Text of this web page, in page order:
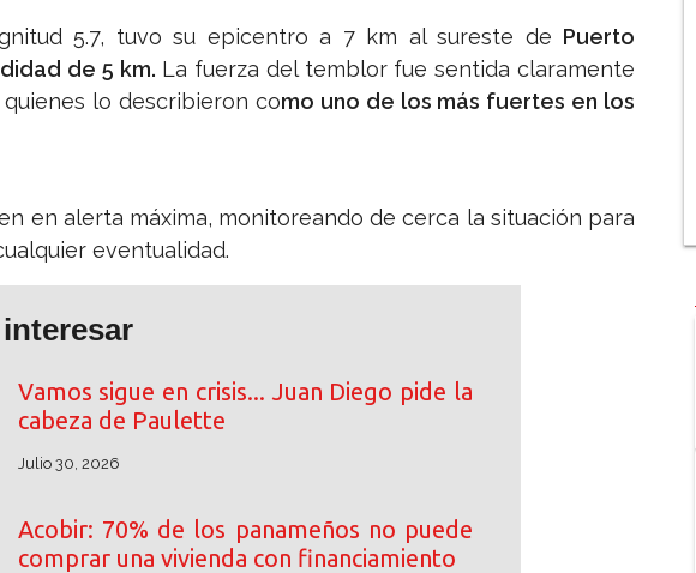
5.7, tuvo su epicentro a 7 km al sureste de Puerto
de 5 km. La fuerza del temblor fue sentida claramente
lo describieron como uno de los más fuertes en los
en alerta máxima, monitoreando de cerca la situación para
eventualidad.
Vamos sigue en crisis... Juan Diego pide la
cabeza de Paulette
Julio 30, 2026
Acobir: 70% de los panameños no puede
comprar una vivienda con financiamiento